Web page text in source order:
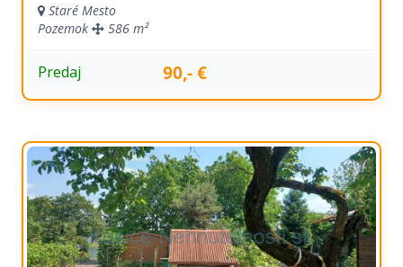
Staré Mesto
Pozemok
586 m²
Predaj 90,- €